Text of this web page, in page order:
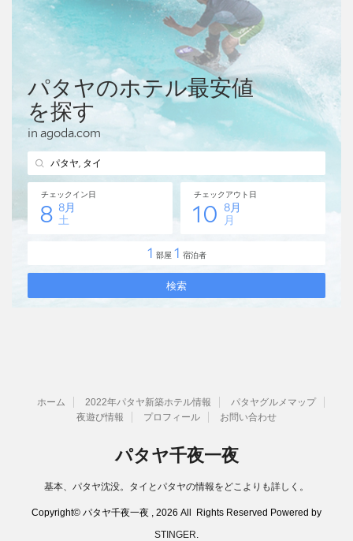
ホーム 2022年パタヤ新築ホテル情報
パタヤグルメマップ
夜遊び情報
プロフィール お問い合わせ
パタヤ千夜一夜
基本、パタヤ沈没。タイとパタヤの情報をどこよりも詳しく。
Copyright© パタヤ千夜一夜 , 2026 All Rights Reserved Powered by
STINGER.